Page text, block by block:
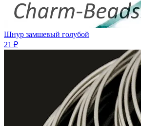
Шнур замшевый голубой
21 ₽